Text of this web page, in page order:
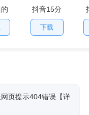
抖音15分
钟内测版
下载
页提示404错误【详